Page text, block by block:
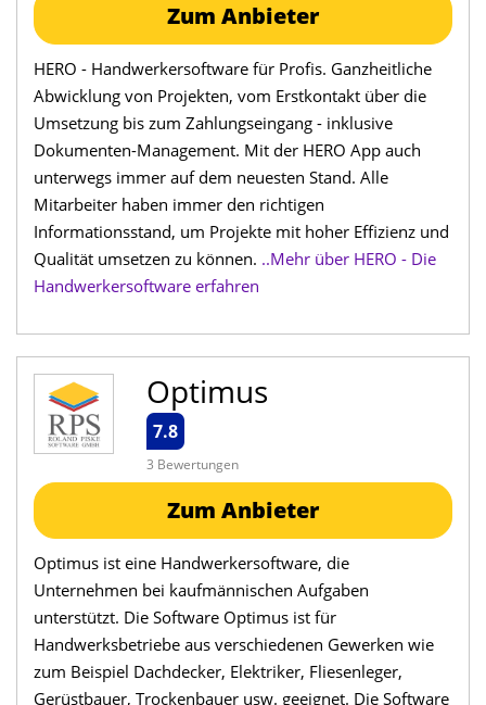
Zum Anbieter
HERO - Handwerkersoftware für Profis. Ganzheitliche
Abwicklung von Projekten, vom Erstkontakt über die
Umsetzung bis zum Zahlungseingang - inklusive
Dokumenten-Management. Mit der HERO App auch
unterwegs immer auf dem neuesten Stand. Alle
Mitarbeiter haben immer den richtigen
Informationsstand, um Projekte mit hoher Effizienz und
Qualität umsetzen zu können. ..Mehr über HERO - Die
Handwerkersoftware erfahren
Optimus
7.8
3 Bewertungen
Zum Anbieter
Optimus ist eine Handwerkersoftware, die
Unternehmen bei kaufmännischen Aufgaben
unterstützt. Die Software Optimus ist für
Handwerksbetriebe aus verschiedenen Gewerken wie
zum Beispiel Dachdecker, Elektriker, Fliesenleger,
Gerüstbauer, Trockenbauer usw. geeignet. Die Software